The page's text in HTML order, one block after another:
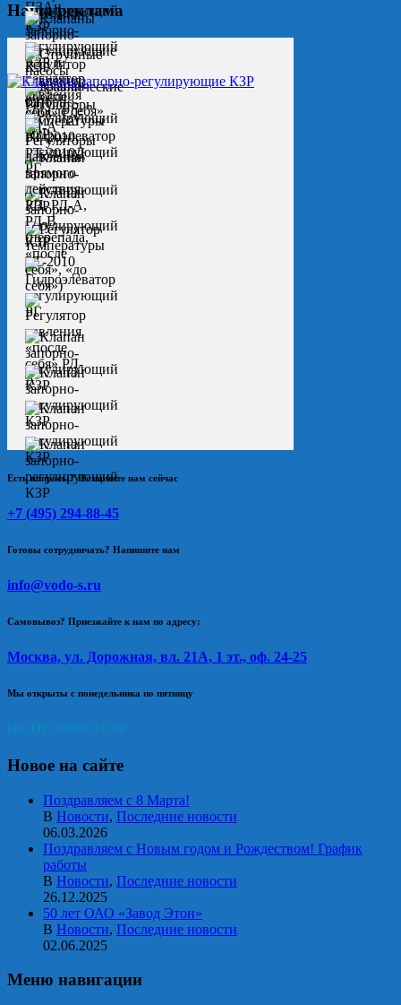
Наша реклама
Есть вопросы? Позвоните нам сейчас
+7 (495) 294-88-45
Готовы сотрудничать? Напишите нам
info@vodo-s.ru
Самовывоз? Приезжайте к нам по адресу:
Москва, ул. Дорожная, вл. 21А, 1 эт., оф. 24-25
Мы открыты с понедельника по пятницу
Новое на сайте
Поздравляем с 8 Марта!
В Новости, Последние новости
06.03.2026
Поздравляем с Новым годом и Рождеством! График
работы
В Новости, Последние новости
26.12.2025
50 лет ОАО «Завод Этон»
В Новости, Последние новости
02.06.2025
Меню навигации